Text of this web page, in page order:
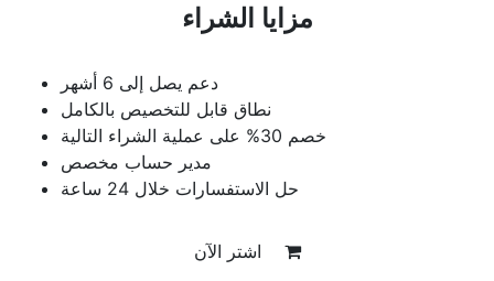
مزايا الشراء
دعم يصل إلى 6 أشهر
نطاق قابل للتخصيص بالكامل
خصم 30% على عملية الشراء التالية
مدير حساب مخصص
حل الاستفسارات خلال 24 ساعة